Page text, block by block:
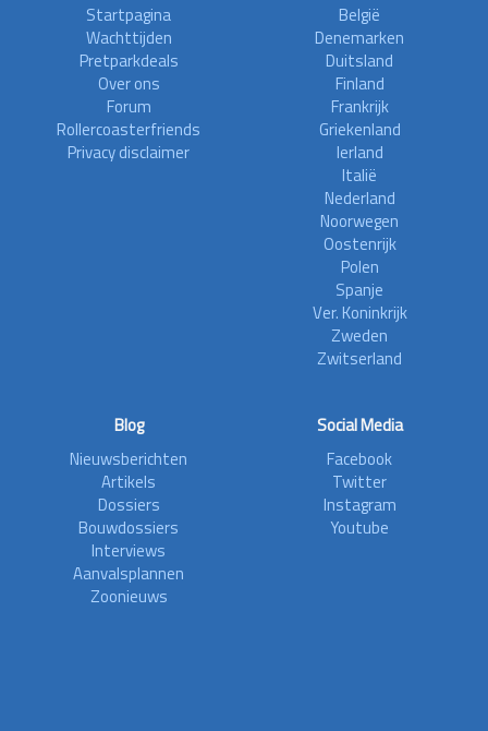
Startpagina
Wachttijden
Pretparkdeals
Over ons
Forum
Rollercoasterfriends
Privacy disclaimer
België
Denemarken
Duitsland
Finland
Frankrijk
Griekenland
Ierland
Italië
Nederland
Noorwegen
Oostenrijk
Polen
Spanje
Ver. Koninkrijk
Zweden
Zwitserland
Blog
Nieuwsberichten
Artikels
Dossiers
Bouwdossiers
Interviews
Aanvalsplannen
Zoonieuws
Social Media
Facebook
Twitter
Instagram
Youtube